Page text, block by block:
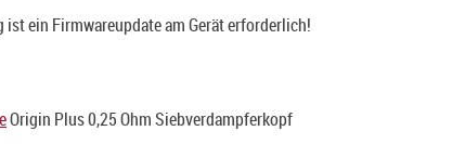
ist ein Firmwareupdate am Gerät erforderlich!
Origin Plus 0,25 Ohm Siebverdampferkopf